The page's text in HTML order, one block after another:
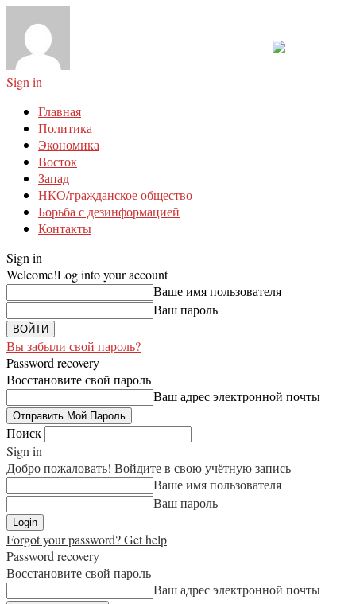
Sign in
Главная
Политика
Экономика
Восток
Запад
НКО/гражданское общество
Борьба с дезинформацией
Контакты
Sign in
Welcome!Log into your account
Ваше имя пользователя
Ваш пароль
Вы забыли свой пароль?
Password recovery
Восстановите свой пароль
Ваш адрес электронной почты
Поиск
Sign in
Добро пожаловать! Войдите в свою учётную запись
Ваше имя пользователя
Ваш пароль
Forgot your password? Get help
Password recovery
Восстановите свой пароль
Ваш адрес электронной почты